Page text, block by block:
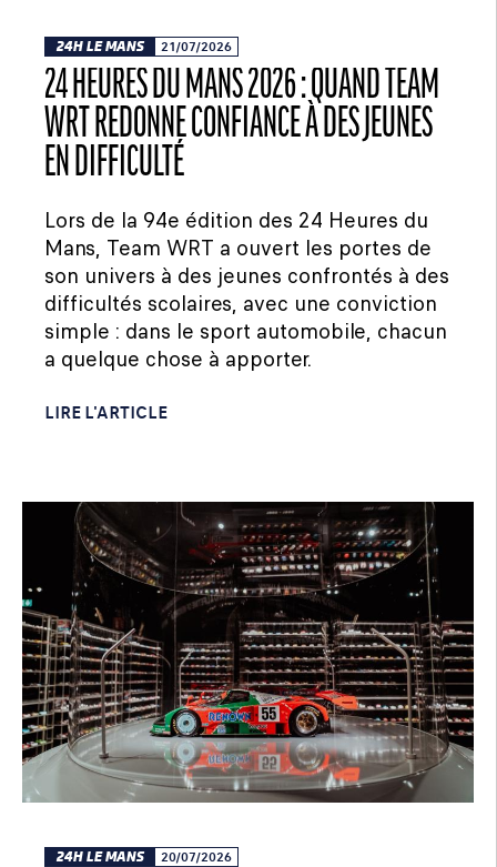
24H LE MANS 21/07/2026
24 HEURES DU MANS 2026 : QUAND TEAM
WRT REDONNE CONFIANCE À DES JEUNES
EN DIFFICULTÉ
Lors de la 94e édition des 24 Heures du
Mans, Team WRT a ouvert les portes de
son univers à des jeunes confrontés à des
difficultés scolaires, avec une conviction
simple : dans le sport automobile, chacun
a quelque chose à apporter.
LIRE L'ARTICLE
24H LE MANS 20/07/2026